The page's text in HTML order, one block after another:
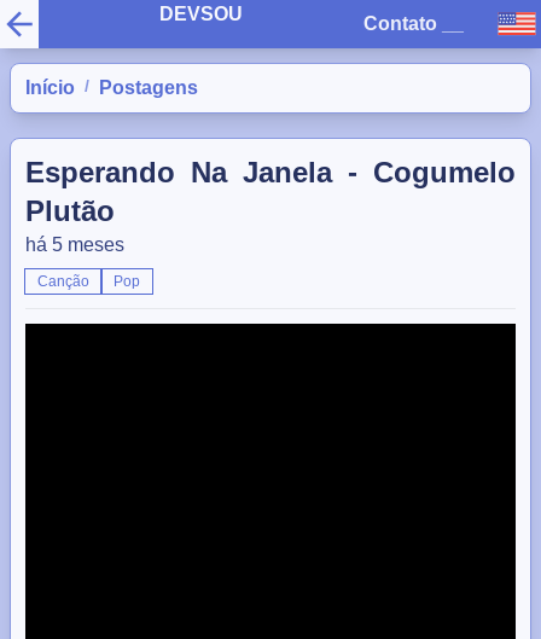
DEVSOU Contato
Início / Postagens
Esperando Na Janela - Cogumelo
Plutão
há 5 meses
Canção Pop